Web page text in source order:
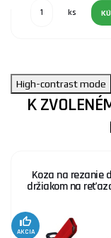
ks
High-contrast mode
K
Koza na rezanie
držiakom na
AKCIA